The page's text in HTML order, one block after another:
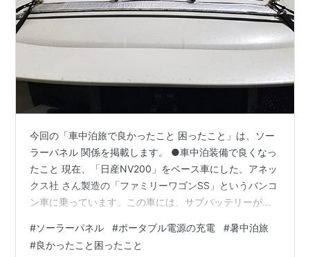
今回の「車中泊旅で良かったこと 困ったこと」は、ソー
ラーパネル 関係を掲載します。 ●車中泊装備で良くなっ
たこと 現在、「日産NV200」をベース車にした、アネッ
クス社 さん製造の「ファミリーワゴンSS」というバンコ
ン車に乗っています。この車には、サブバッテリーが常
では、購入した「電子レンジ」が、使用できないため、
「suaoki G1200」というポータブ電源を購入しました。
#ソーラーパネル #ポータブル電源の充電 #暑中泊旅
#良かったこと困ったこと